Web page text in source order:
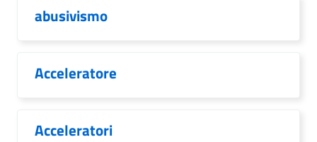
abusivismo
Acceleratore
Acceleratori